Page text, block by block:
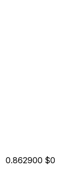
0.862900 $0